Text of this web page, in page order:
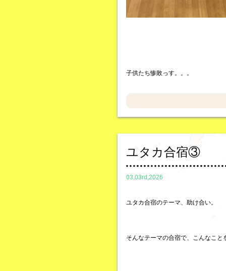
子供たち惨敗っす。。。
ユタカ合宿③
03.03rd,2026
ユタカ合宿のテーマ、助け合い。
そんなテーマの合宿で、こんなこと